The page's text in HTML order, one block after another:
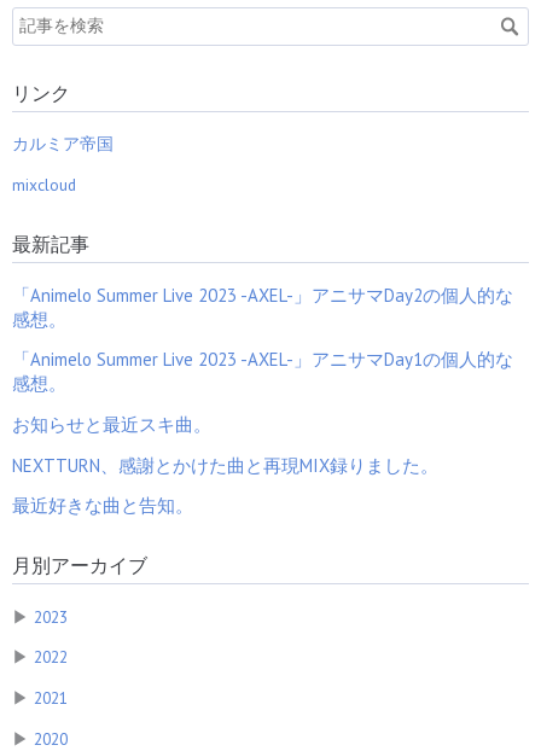
リンク
カルミア帝国
mixcloud
最新記事
「Animelo Summer Live 2023 -AXEL-」アニサマDay2の個人的な
感想。
「Animelo Summer Live 2023 -AXEL-」アニサマDay1の個人的な
感想。
お知らせと最近スキ曲。
NEXTTURN、感謝とかけた曲と再現MIX録りました。
最近好きな曲と告知。
月別アーカイブ
▶ 2023
▶ 2022
▶ 2021
▶ 2020